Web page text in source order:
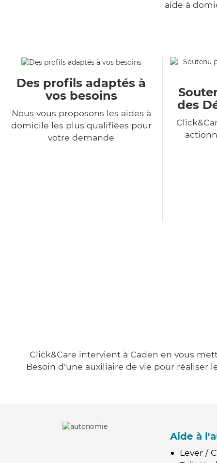
aide à
Des profils adaptés à
vos besoins
Nous vous proposons les aides à
domicile les plus qualifiées pour
votre demande
des
Click&Care intervient à Caden en vous
Besoin d'une auxiliaire de vie pour réaliser
Aide à
Lever /